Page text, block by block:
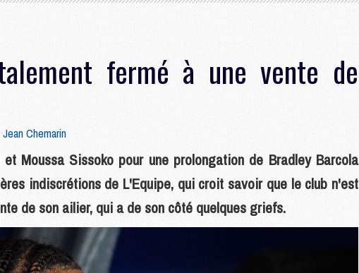
fermé à une vente de
Jean Chemarin
Moussa Sissoko pour une prolongation de Bradley Barcola
indiscrétions de L'Equipe, qui croit savoir que le club n'est
de son ailier, qui a de son côté quelques griefs.